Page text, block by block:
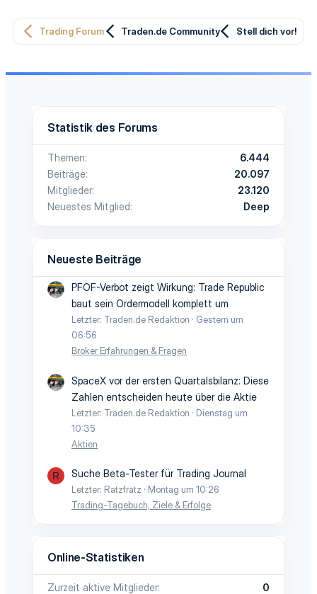
Trading Forum Traden.de Community Stell dich vor!
Statistik des Forums
Themen
6.444
Beiträge
20.097
Mitglieder
23.120
Neuestes Mitglied
Deep
Neueste Beiträge
PFOF-Verbot zeigt Wirkung: Trade Republic
baut sein Ordermodell komplett um
Letzter: Traden.de Redaktion
Gestern um
06:56
Broker Erfahrungen & Fragen
SpaceX vor der ersten Quartalsbilanz: Diese
Zahlen entscheiden heute über die Aktie
Letzter: Traden.de Redaktion
Dienstag um
10:35
Aktien
R Suche Beta-Tester für Trading Journal
Letzter: Ratzfratz
Montag um 10:26
Trading-Tagebuch, Ziele & Erfolge
Online-Statistiken
Zurzeit aktive Mitglieder
0